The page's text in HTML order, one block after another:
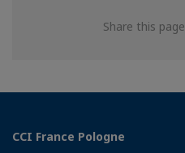
Share this page
CCI France Pologne